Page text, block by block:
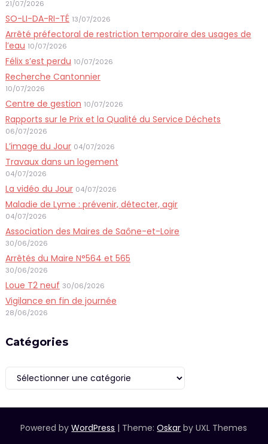
21/07/2026
SO-LI-DA-RI-TÉ 13/07/2026
Arrêté préfectoral de restriction temporaire des usages de
l’eau 10/07/2026
Félix s’est perdu 10/07/2026
Recherche Cantonnier
10/07/2026
Centre de gestion 10/07/2026
Rapports sur le Prix et la Qualité du Service Déchets
06/07/2026
L’image du Jour 04/07/2026
Travaux dans un logement
04/07/2026
La vidéo du Jour 04/07/2026
Maladie de Lyme : prévenir, détecter, agir
04/07/2026
Association des Maires de Saône-et-Loire
30/06/2026
Arrêtés du Maire N°564 et 565
30/06/2026
Loue T2 neuf 30/06/2026
Vigilance en fin de journée
28/06/2026
Catégories
Catégories
Powered byWordPress | Theme:Oskar by UXL Themes